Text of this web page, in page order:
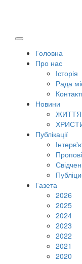
Головна
Про нас
Історія
Рада
Новини
ЖИТТЯ
Публікації
Газета
2026
2025
2024
2023
2022
2021
2020